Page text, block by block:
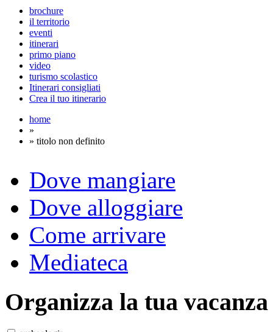
brochure
il territorio
eventi
itinerari
primo piano
video
turismo scolastico
Itinerari consigliati
Crea il tuo itinerario
home
»
» titolo non definito
Dove mangiare
Dove alloggiare
Come arrivare
Mediateca
Organizza la tua vacanza